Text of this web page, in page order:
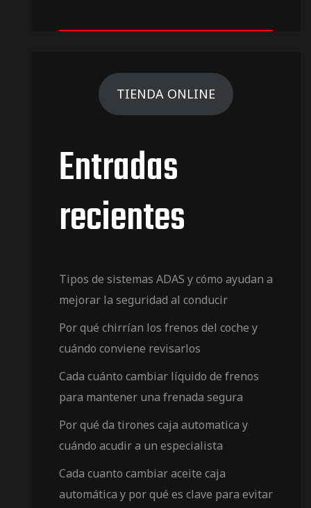
TIENDA ONLINE
Entradas
recientes
Tipos de sistemas ADAS y cómo ayudan a
mejorar la seguridad al conducir
Por qué chirrían los frenos del coche y
cuándo conviene revisarlos
Cada cuánto cambiar líquido de frenos
para mantener una frenada segura
Por qué da tirones caja automatica y
cuándo acudir a un especialista
Cada cuanto cambiar aceite caja
automática y por qué es clave para evitar